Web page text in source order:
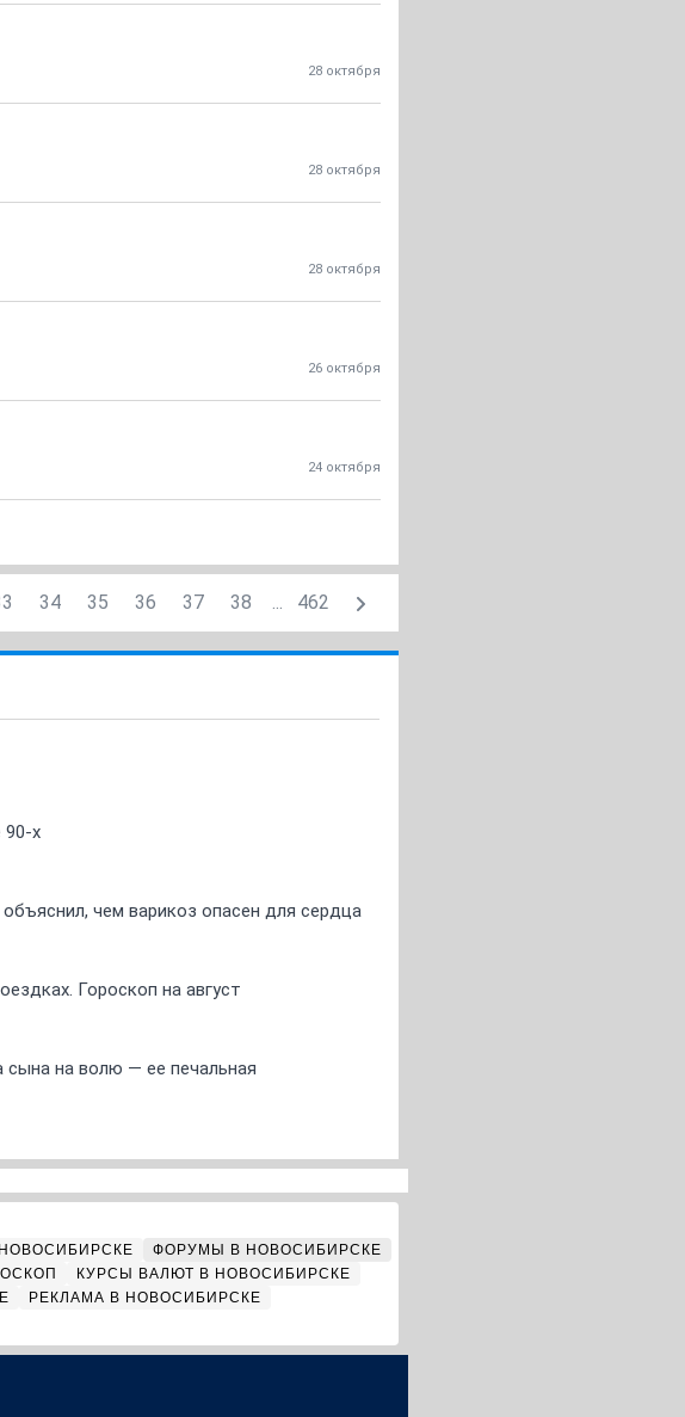
28 октября
28 октября
28 октября
26 октября
24 октября
34 35 36 37 38 ... 462
90-х
чем варикоз опасен для сердца
Гороскоп на август
сына на волю — ее печальная
ФОРУМЫ В НОВОСИБИРСКЕ
КУРСЫ ВАЛЮТ В НОВОСИБИРСКЕ
РЕКЛАМА В НОВОСИБИРСКЕ